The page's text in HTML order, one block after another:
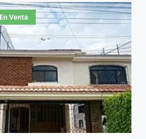
3.
cercanas: Transporte:
de transporte público,
de metro,
En Venta